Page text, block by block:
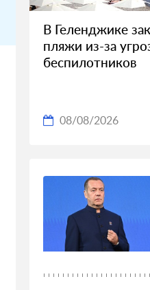
В Геленджике
пляжи из-за
беспилотников
08/08/2026